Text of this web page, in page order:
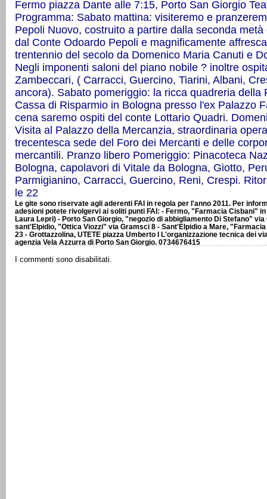
Fermo piazza Dante alle 7:15, Porto San Giorgio
Programma: Sabato mattina: visiteremo e
Pepoli Nuovo, costruito a partire dalla seconda
dal Conte Odoardo Pepoli e magnificamente
trentennio del secolo da Domenico Maria Canuti e
Negli imponenti saloni del piano nobile ? inoltre
Zambeccari, ( Carracci, Guercino, Tiarini, Albani,
ancora). Sabato pomeriggio: la ricca quadreria della
Cassa di Risparmio in Bologna presso l'ex Palazzo
cena saremo ospiti del conte Lottario Quadri.
Visita al Palazzo della Mercanzia, straordinaria
trecentesca sede del Foro dei Mercanti e delle
mercantili. Pranzo libero Pomeriggio: Pinacoteca
Bologna, capolavori di Vitale da Bologna, Giotto,
Parmigianino, Carracci, Guercino, Reni, Crespi.
le 22
Le gite sono riservate agli aderenti FAI in regola per l'anno 2011. Per
adesioni potete rivolgervi ai soliti punti FAI: - Fermo, "Farmacia Cisbani"
Laura Lepri) - Porto San Giorgio, "negozio di abbigliamento Di Stefano" via
sant'Elpidio, "Ottica Viozzi" via Gramsci 8 - Sant'Elpidio a Mare,
23 - Grottazzolina, UTETE piazza Umberto I L'organizzazione tecnica dei
agenzia Vela Azzurra di Porto San Giorgio. 0734676415
I commenti sono disabilitati.